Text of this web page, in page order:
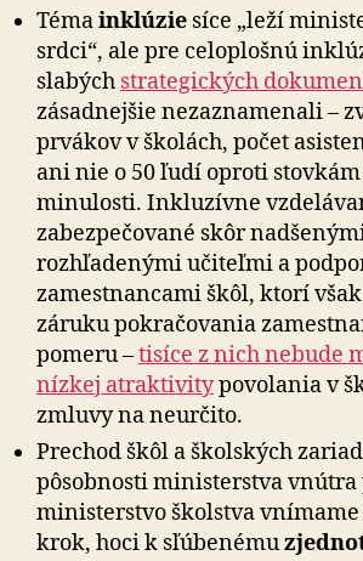
Témainklúzie síce „leží
srdci“, ale pre celoplošnú
slabých strategických
zásadnejšie nezaznamenali –
prvákov v školách, počet
ani nie o 50 ľudí oproti
minulosti. Inkluzívne
zabezpečované skôr
rozhľadenými učiteľmi a
zamestnancami škôl, ktorí
záruku pokračovania
pomeru –tisíce z nich nebude
nízkej atraktivitypovolania v
zmluvy na neurčito.
Prechod škôl a školských
pôsobnosti ministerstva vnútra
ministerstvo školstva
krok, hoci k sľúbenému